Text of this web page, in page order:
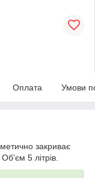
Оплата Умови
закриває
5 літрів.